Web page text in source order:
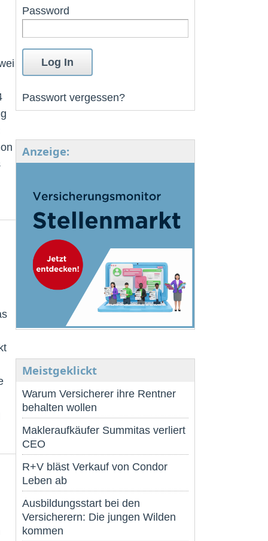
Password
Passwort vergessen?
Anzeige:
Meistgeklickt
Warum Versicherer ihre Rentner
behalten wollen
Makleraufkäufer Summitas verliert
CEO
R+V bläst Verkauf von Condor
Leben ab
Ausbildungsstart bei den
Versicherern: Die jungen Wilden
kommen